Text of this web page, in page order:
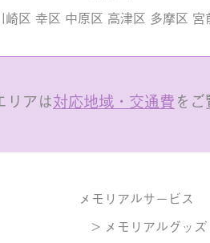
崎区 幸区 中原区 高津区 多摩区 宮
リアは対応地域・交通費をご
メモリアルサービス
> メモリアルグッズ